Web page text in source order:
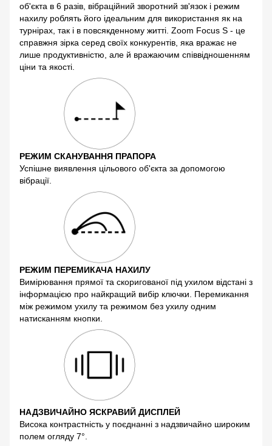
об'єкта в 6 разів, вібраційний зворотний зв'язок і режим
нахилу роблять його ідеальним для використання як на
турнірах, так і в повсякденному житті. Zoom Focus S - це
справжня зірка серед своїх конкурентів, яка вражає не
лише продуктивністю, але й вражаючим співвідношенням
ціни та якості.
РЕЖИМ СКАНУВАННЯ ПРАПОРА
Успішне виявлення цільового об'єкта за допомогою
вібрації.
РЕЖИМ ПЕРЕМИКАЧА НАХИЛУ
Вимірювання прямої та скоригованої під ухилом відстані з
інформацією про найкращий вибір ключки. Перемикання
між режимом ухилу та режимом без ухилу одним
натисканням кнопки.
НАДЗВИЧАЙНО ЯСКРАВИЙ ДИСПЛЕЙ
Висока контрастність у поєднанні з надзвичайно широким
полем огляду 7°.